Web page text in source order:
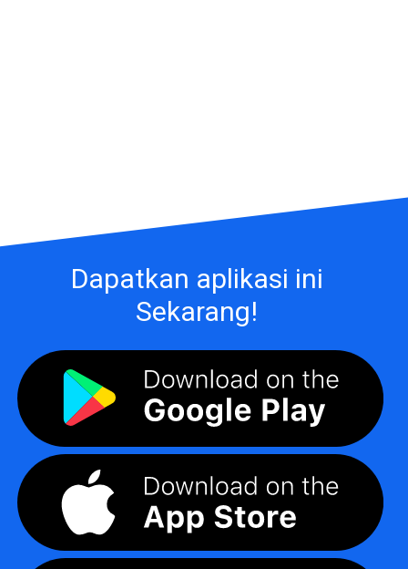
Dapatkan aplikasi ini
Sekarang!